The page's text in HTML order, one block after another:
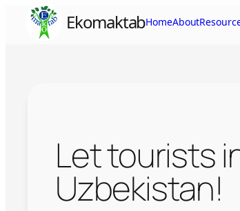
Skip
EkomaktabHomeAbout
Let tourists
Uzbekistan!